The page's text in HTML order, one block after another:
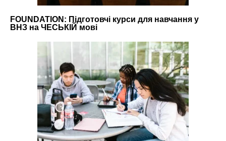
FOUNDATION: Підготовчі курси для навчання у
ВНЗ на ЧЕСЬКІЙ мові